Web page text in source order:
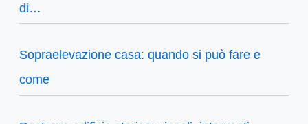
di…
Sopraelevazione casa: quando si può fare e
come